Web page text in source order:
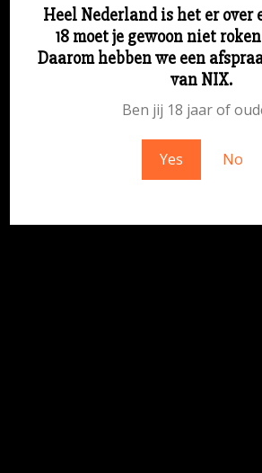
Heel Nederland is het er over
18 moet je gewoon niet
Daarom hebben we een
van NIX.
Ben jij 18 jaar of
Yes No
Sorry voor ons stof! We
geweldigs – kom